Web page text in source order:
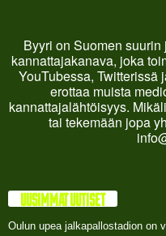
Byyri on Suomen
kannattajakanava, joka
YouTubessa,
erottaa muista
kannattajalähtöisyys.
tai tekemään jopa
UUSIMMAT UUTISET
Oulun upea jalkapallostadion on